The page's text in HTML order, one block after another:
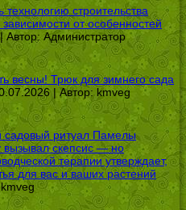
технологию строительства
от особенностей
Автор:Администратор
весны! Трюк для зимнего сада
| Автор:kmveg
ритуал Памелы
вызывал скепсис — но
терапии утверждает,
для вас и ваших растений
kmveg